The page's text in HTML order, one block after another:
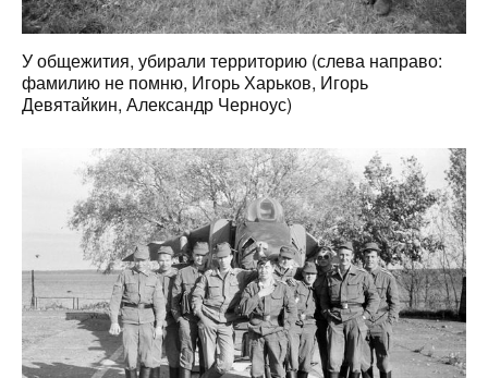
У общежития, убирали территорию (слева направо:
фамилию не помню, Игорь Харьков, Игорь
Девятайкин, Александр Черноус)